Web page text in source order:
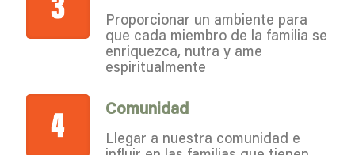
Proporcionar un ambiente para
que cada miembro de la familia se
enriquezca, nutra y ame
espiritualmente
Comunidad
Llegar a nuestra comunidad e